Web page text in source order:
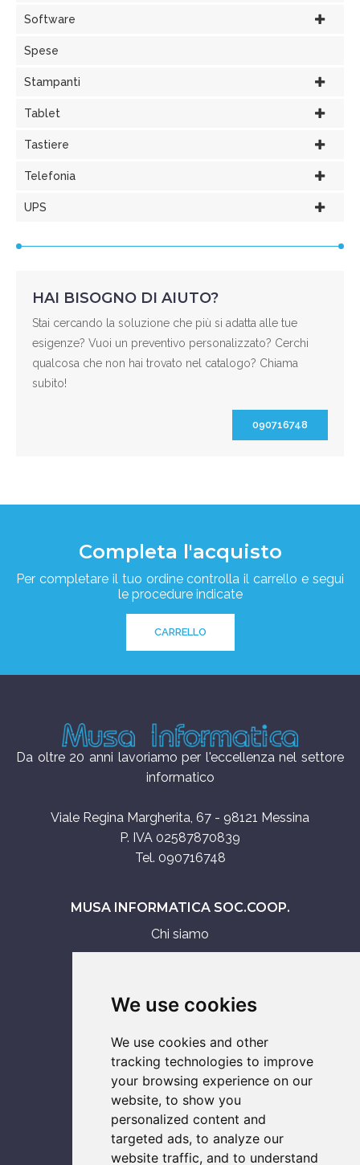
We use cookies
We use cookies and other
tracking technologies to improve
your browsing experience on our
website, to show you
personalized content and
targeted ads, to analyze our
website traffic, and to understand
Software
Spese
Stampanti
Tablet
Tastiere
Telefonia
UPS
HAI BISOGNO DI AIUTO?
Stai cercando la soluzione che più si adatta alle tue
esigenze? Vuoi un preventivo personalizzato? Cerchi
qualcosa che non hai trovato nel catalogo? Chiama
subito!
090716748
Completa l'acquisto
Per completare il tuo ordine controlla il carrello e segui
le procedure indicate
CARRELLO
Da oltre 20 anni lavoriamo per l'eccellenza nel settore
informatico
Viale Regina Margherita, 67 - 98121 Messina
P. IVA 02587870839
Tel. 090716748
MUSA INFORMATICA SOC.COOP.
Chi siamo
Vendita
ASSISTENZA SU
Smartphone
Notebook
Computer
Console